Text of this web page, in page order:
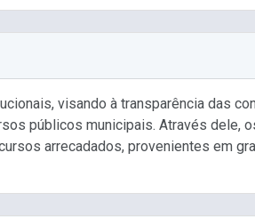
visando à transparência das
públicos municipais. Através dele,
arrecadados, provenientes em